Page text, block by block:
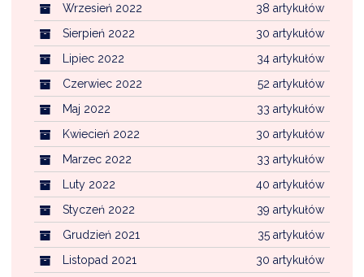
38 artykułów
Wrzesień 2022
30 artykułów
Sierpień 2022
34 artykułów
Lipiec 2022
52 artykułów
Czerwiec 2022
33 artykułów
Maj 2022
30 artykułów
Kwiecień 2022
33 artykułów
Marzec 2022
40 artykułów
Luty 2022
39 artykułów
Styczeń 2022
35 artykułów
Grudzień 2021
30 artykułów
Listopad 2021